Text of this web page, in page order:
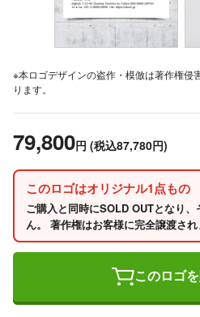
※本ロゴデザインの盗作・模倣は著作権侵
ります。
79,800円 (税込87,780円)
このロゴはオリジナル1点もの
ご購入と同時にSOLD OUTとなり
ん。 著作権はお客様に完全譲渡され
このロゴ